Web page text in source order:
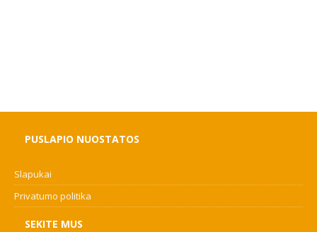
PUSLAPIO NUOSTATOS
Slapukai
Privatumo politika
SEKITE MUS